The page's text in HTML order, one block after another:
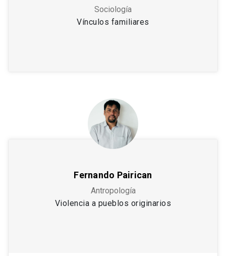
Sociología
Vínculos familiares
Fernando Pairican
Antropología
Violencia a pueblos originarios